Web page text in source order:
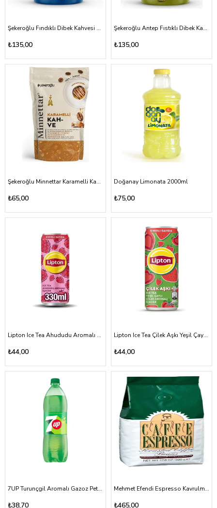
Şekeroğlu Fındıklı Dibek Kahvesi 200gr
₺135,00
Şekeroğlu Antep Fıstıklı Dibek Kahvesi 200gr
₺135,00
Şekeroğlu Minnettar Karamelli Kahve 165gr
₺65,00
Doğanay Limonata 2000ml
₺75,00
Lipton Ice Tea Ahududu Aromalı 330ml
₺44,00
Lipton Ice Tea Çilek Aşkı Yeşil Çaylı Çilek Aromalı 330ml
₺44,00
7UP Turunçgil Aromalı Gazoz Pet 1000ml
₺38,70
Mehmet Efendi Espresso Kavrulmuş Çekirdek 500 gr
₺465,00